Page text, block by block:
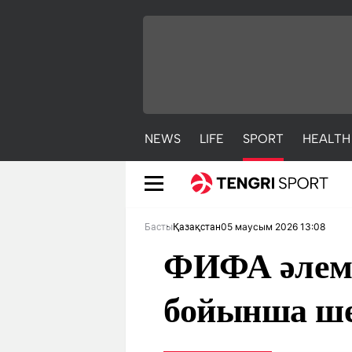
NEWS LIFE SPORT HEALTH
NEWS
БастыҚазақстан05 маусым 2026 13:08
ФИФА әлем
бойынша